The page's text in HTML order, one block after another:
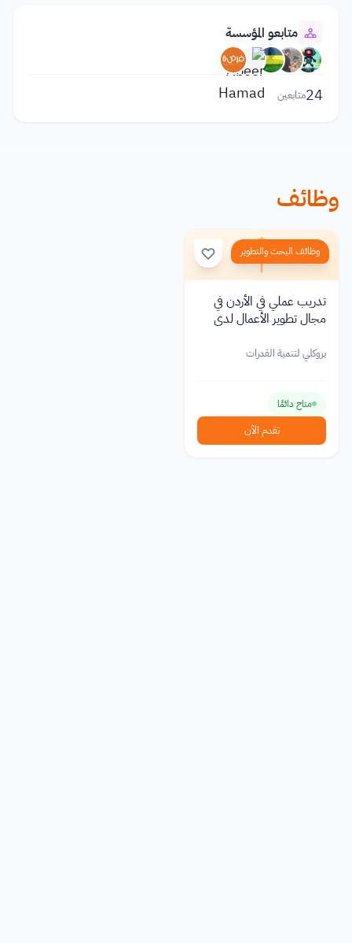
متابعو المؤسسة
24متابعين
وظائف
وظائف البحث والتطوير
تدريب عملي في الأردن في
مجال تطوير الأعمال لدى
بروكلي لتنمية القدرات
متاح دائمًا
تقدم الآن